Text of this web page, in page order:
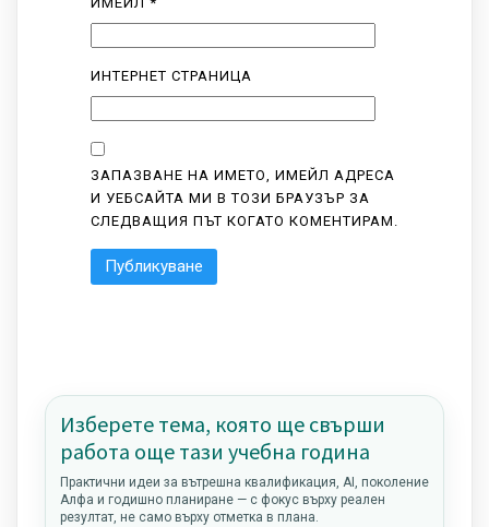
ИНТЕРНЕТ СТРАНИЦА
ЗАПАЗВАНЕ НА ИМЕТО, ИМЕЙЛ АДРЕСА
И УЕБСАЙТА МИ В ТОЗИ БРАУЗЪР ЗА
СЛЕДВАЩИЯ ПЪТ КОГАТО КОМЕНТИРАМ.
Изберете тема, която ще свърши
работа още тази учебна година
Практични идеи за вътрешна квалификация, AI, поколение
Алфа и годишно планиране — с фокус върху реален
резултат, не само върху отметка в плана.